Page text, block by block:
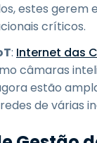
estes gerem
críticos.
: Internet das
câmaras
estão
de várias